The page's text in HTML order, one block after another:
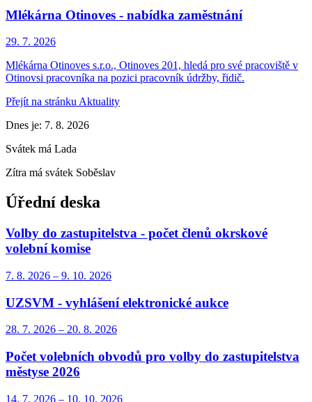
Mlékárna Otinoves - nabídka zaměstnání
29. 7. 2026
Mlékárna Otinoves s.r.o., Otinoves 201, hledá pro své pracoviště v
Otinovsi pracovníka na pozici pracovník údržby, řidič.
Přejít na stránku Aktuality
Dnes je: 7. 8. 2026
Svátek má Lada
Zítra má svátek Soběslav
Úřední deska
Volby do zastupitelstva - počet členů okrskové
volební komise
7. 8. 2026 – 9. 10. 2026
UZSVM - vyhlášení elektronické aukce
28. 7. 2026 – 20. 8. 2026
Počet volebních obvodů pro volby do zastupitelstva
městyse 2026
14. 7. 2026 – 10. 10. 2026